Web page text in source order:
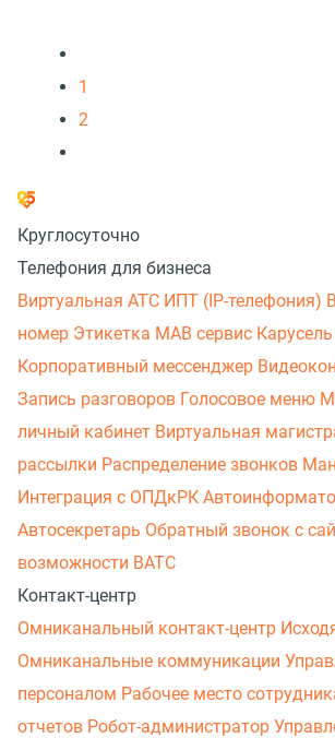
1
2
Круглосуточно
Телефония для бизнеса
Виртуальная АТС ИПТ (IP-телефония)
номер Этикетка МАВ сервис
Корпоративный мессенджер
Запись разговоров Голосовое меню
личный кабинет Виртуальная
рассылки Распределение звонков
Интеграция с ОПДкРК
Автосекретарь Обратный звонок с
возможности ВАТС
Контакт-центр
Омниканальный контакт-центр
Омниканальные коммуникации
персоналом Рабочее место
отчетов Робот-администратор